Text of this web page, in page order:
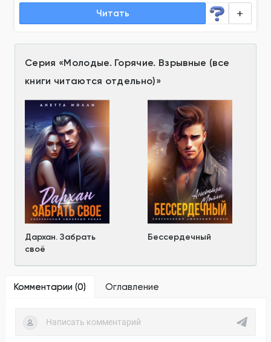
Читать
Серия «Молодые. Горячие. Взрывные (все
книги читаются отдельно)»
Дархан. Забрать
своё
Бессердечный
Комментарии (0) Оглавление